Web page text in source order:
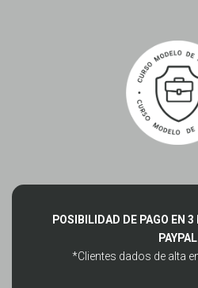
POSIBILIDAD DE PAGO EN 3
PAYPAL
*Clientes dados de alta